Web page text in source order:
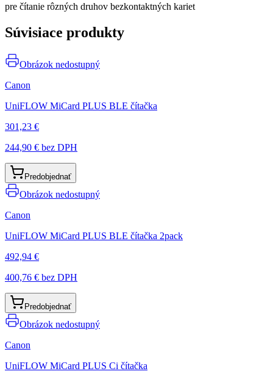
pre čítanie rôzných druhov bezkontaktných kariet
Súvisiace produkty
Obrázok nedostupný
Canon
UniFLOW MiCard PLUS BLE čítačka
301,23 €
244,90 € bez DPH
Predobjednať
Obrázok nedostupný
Canon
UniFLOW MiCard PLUS BLE čítačka 2pack
492,94 €
400,76 € bez DPH
Predobjednať
Obrázok nedostupný
Canon
UniFLOW MiCard PLUS Ci čítačka